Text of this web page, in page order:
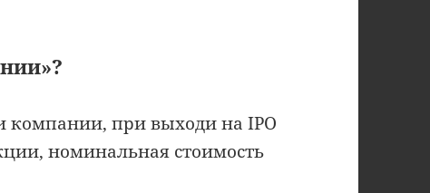
компании, при выходи на IPO
номинальная стоимость